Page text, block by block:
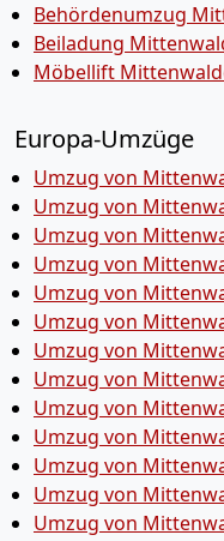
Behördenumzug
Beiladung
Möbellift
Europa-Umzüge
Umzug von
Umzug von
Umzug von
Umzug von
Umzug von
Umzug von
Umzug von
Umzug von
Umzug von
Umzug von
Umzug von
Umzug von
Umzug von